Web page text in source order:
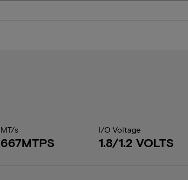
MT/s
667MTPS
I/O Voltage
1.8/1.2 VOLTS